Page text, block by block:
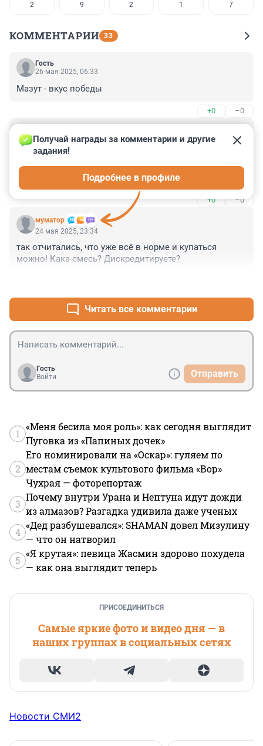
2 9 2 1 7
КОММЕНТАРИИ 33
Гость
26 мая 2025, 06:33
Мазут - вкус победы
+0 –0
25 мая 2025, 11:02
Не пойму, чему тут аозмущаются. Море как никак
называется Чёрным. После вытекания мазута море
наконец-то стало соответствовать своему названию
+0 –0
муматор
Получай награды за комментарии и другие
задания!
Подробнее в профиле
24 мая 2025, 23:34
так отчитались, что уже всё в норме и купаться
можно! Кака смесь? Дискредитируете?
Читать все комментарии
Гость
Войти
Отправить
1
«Меня бесила моя роль»: как сегодня выглядит
Пуговка из «Папиных дочек»
2
Его номинировали на «Оскар»: гуляем по
местам съемок культового фильма «Вор»
Чухрая — фоторепортаж
3
Почему внутри Урана и Нептуна идут дожди
из алмазов? Разгадка удивила даже ученых
4
«Дед разбушевался»: SHAMAN довел Мизулину
— что он натворил
5
«Я крутая»: певица Жасмин здорово похудела
— как она выглядит теперь
ПРИСОЕДИНИТЬСЯ
Самые яркие фото и видео дня — в
наших группах в социальных сетях
Новости СМИ2